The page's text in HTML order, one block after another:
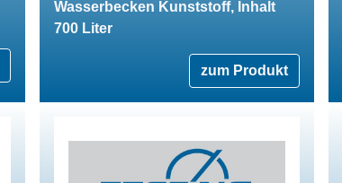
Wasserbecken Kunststoff, Inhalt
700 Liter
zum Produkt